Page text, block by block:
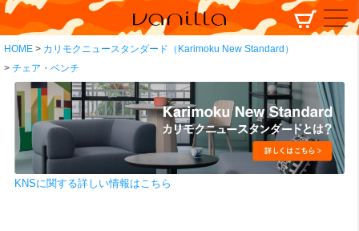
HOME
カリモクニュースタンダード（Karimoku New Standard）
チェア・ベンチ
KNSに関する詳しい情報はこちら